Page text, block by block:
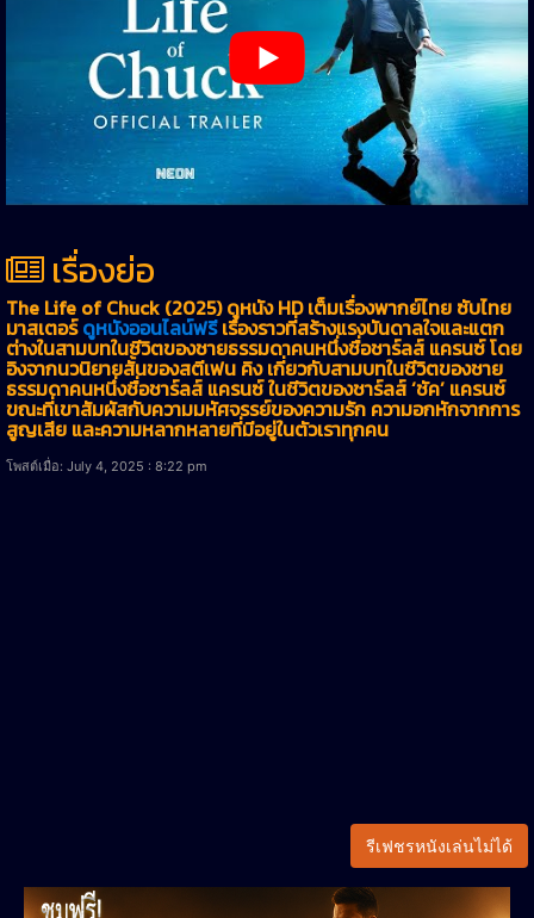
เรื่องย่อ
The Life of Chuck (2025) ดูหนัง HD เต็มเรื่องพากย์ไทย ซับไทย
มาสเตอร์ดูหนังออนไลน์ฟรีเรื่องราวที่สร้างแรงบันดาลใจและแตก
ต่างในสามบทในชีวิตของชายธรรมดาคนหนึ่งชื่อชาร์ลส์ แครนซ์ โดย
อิงจากนวนิยายสั้นของสตีเฟน คิง เกี่ยวกับสามบทในชีวิตของชาย
ธรรมดาคนหนึ่งชื่อชาร์ลส์ แครนซ์ ในชีวิตของชาร์ลส์ ‘ชัค’ แครนซ์
ขณะที่เขาสัมผัสกับความมหัศจรรย์ของความรัก ความอกหักจากการ
สูญเสีย และความหลากหลายที่มีอยู่ในตัวเราทุกคน
โพสต์เมื่อ: July 4, 2025 : 8:22 pm
รีเฟชรหนังเล่นไม่ได้